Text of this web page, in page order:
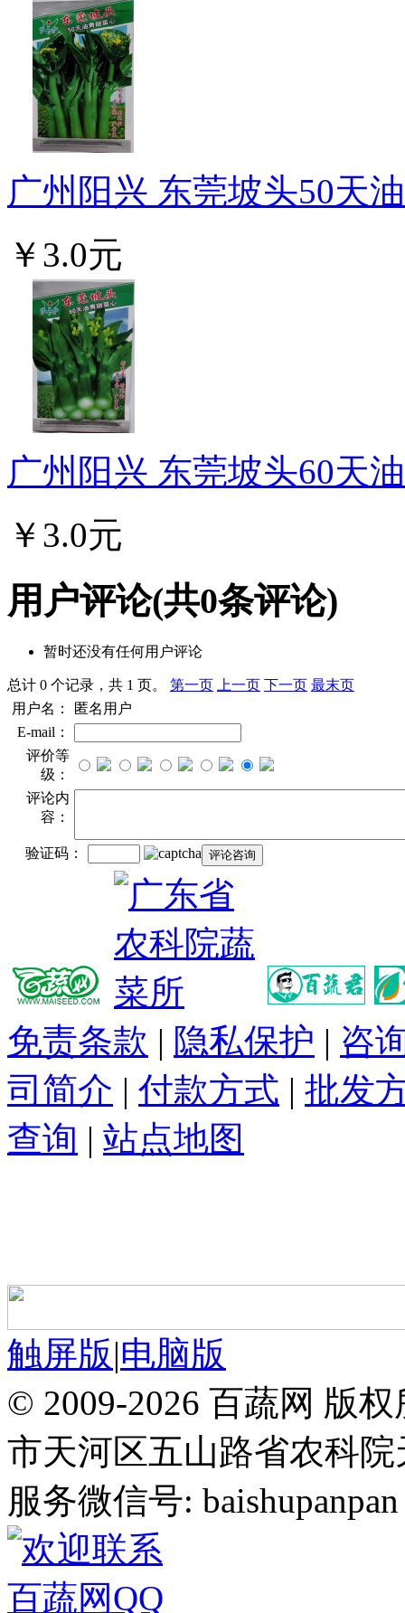
广州阳兴 东莞坡头50天
￥3.0元
广州阳兴 东莞坡头60天
￥3.0元
用户评论(共0条评论)
暂时还没有任何用户评论
总计 0 个记录，共 1 页。 第一页 上一页 下一页 最末页
用户名：
匿名用户
E-mail：
评价等
级：
评论内
容：
验证码：
免责条款 | 隐私保护 | 咨
司简介 | 付款方式 | 批发
查询 | 站点地图
触屏版|电脑版
© 2009-2026 百蔬网 版
市天河区五山路省农科院
服务微信号: